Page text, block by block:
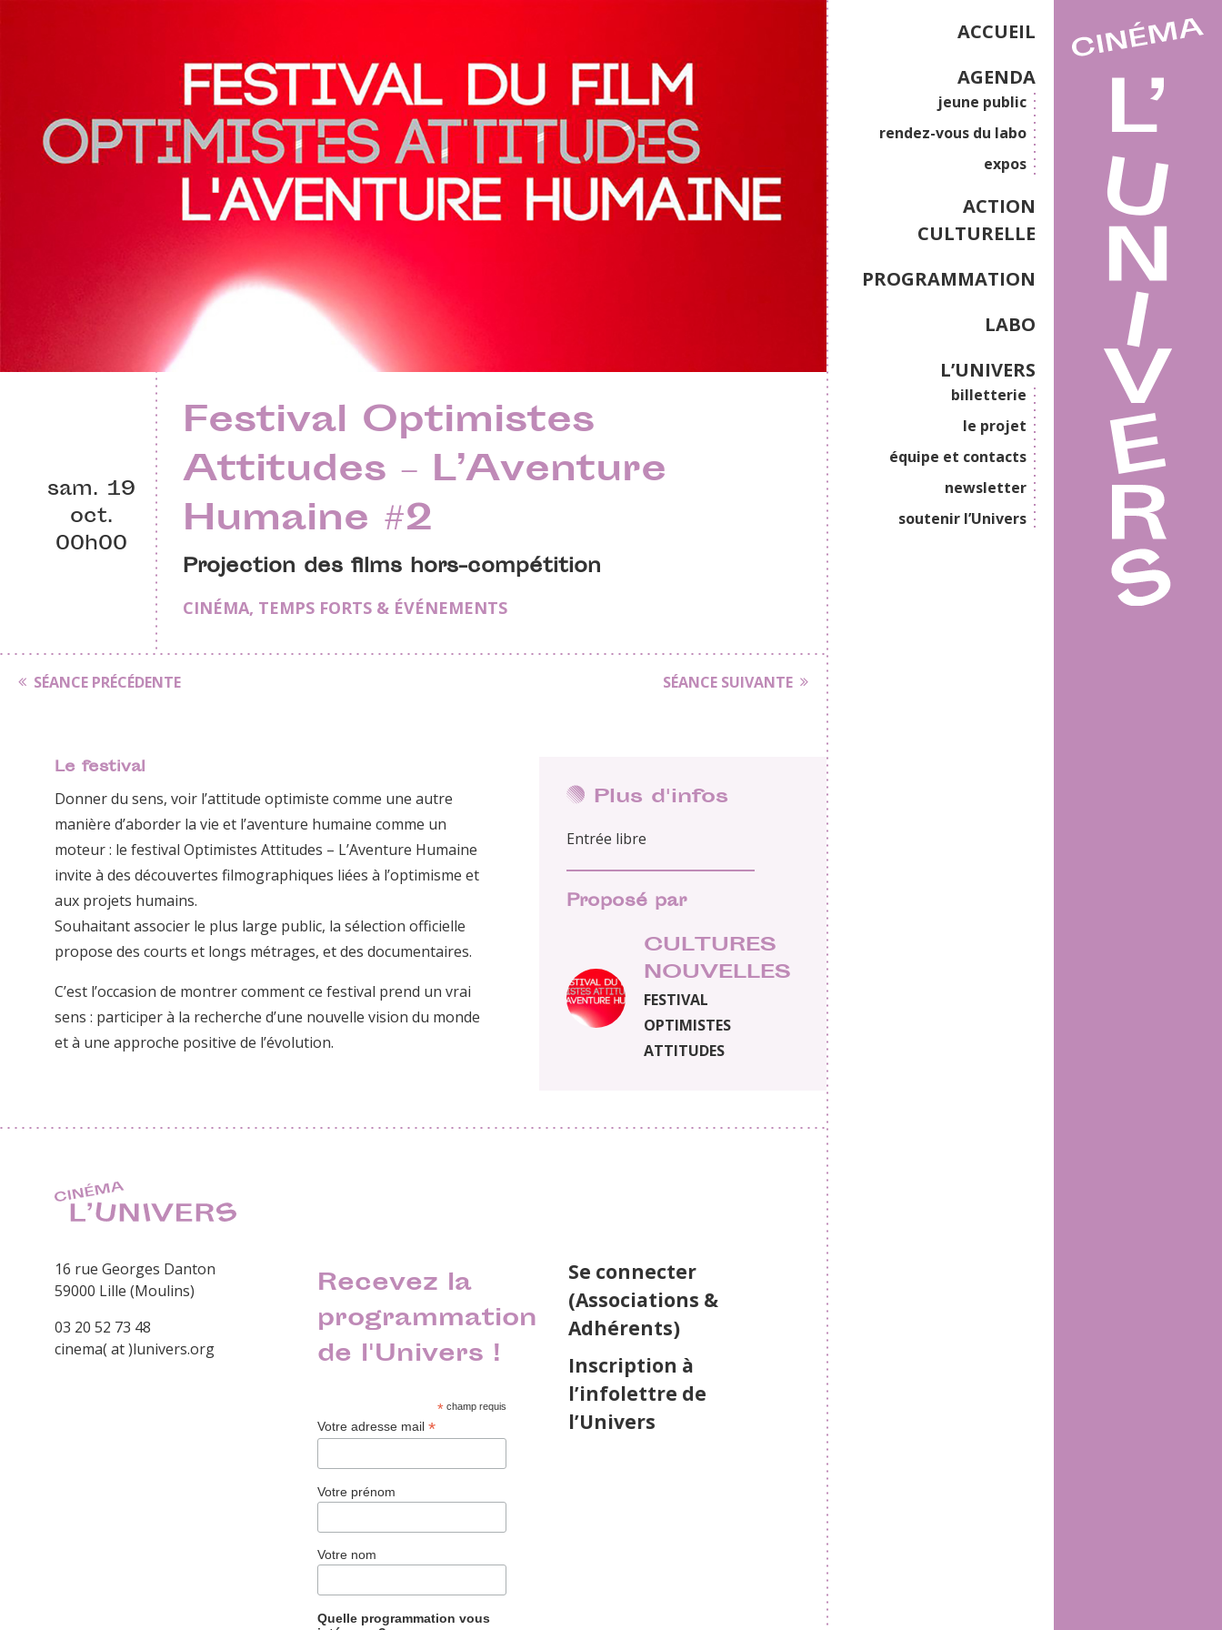
ACCUEIL
AGENDA
jeune public
rendez-vous du labo
expos
ACTION
CULTURELLE
PROGRAMMATION
LABO
L’UNIVERS
billetterie
le projet
équipe et contacts
newsletter
soutenir l’Univers
sam. 19
oct.
00h00
Festival Optimistes
Attitudes – L’Aventure
Humaine #2
Projection des films hors-compétition
CINÉMA, TEMPS FORTS & ÉVÉNEMENTS
SÉANCE PRÉCÉDENTE SÉANCE SUIVANTE
Plus d'infos
Entrée libre
Proposé par
CULTURES
NOUVELLES
FESTIVAL
OPTIMISTES
ATTITUDES
Le festival
Donner du sens, voir l’attitude optimiste comme une autre
manière d’aborder la vie et l’aventure humaine comme un
moteur : le festival Optimistes Attitudes – L’Aventure Humaine
invite à des découvertes filmographiques liées à l’optimisme et
aux projets humains.
Souhaitant associer le plus large public, la sélection officielle
propose des courts et longs métrages, et des documentaires.
C’est l’occasion de montrer comment ce festival prend un vrai
sens : participer à la recherche d’une nouvelle vision du monde
et à une approche positive de l’évolution.
16 rue Georges Danton
59000 Lille (Moulins)
03 20 52 73 48
cinema( at )lunivers.org
Recevez la
programmation
de l'Univers !
*champ requis
Votre adresse mail*
Votre prénom
Votre nom
Quelle programmation vous
Se connecter
(Associations &
Adhérents)
Inscription à
l’infolettre de
l’Univers